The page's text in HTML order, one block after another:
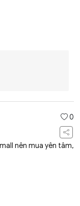
0
nên mua yên tâm,